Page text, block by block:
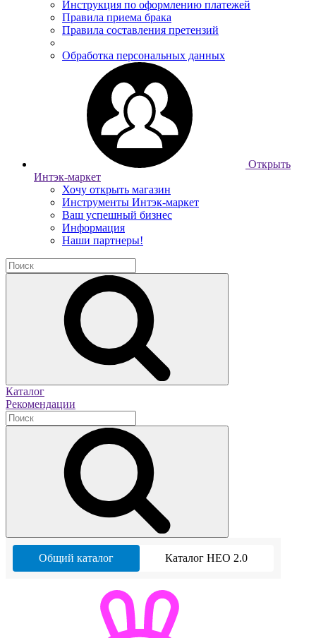
Инструкция по оформлению платежей
Правила приема брака
Правила составления претензий
Обработка персональных данных
Открыть
Интэк-маркет
Хочу открыть магазин
Инструменты Интэк-маркет
Ваш успешный бизнес
Информация
Наши партнеры!
Каталог
Рекомендации
Общий каталог Каталог НЕО 2.0